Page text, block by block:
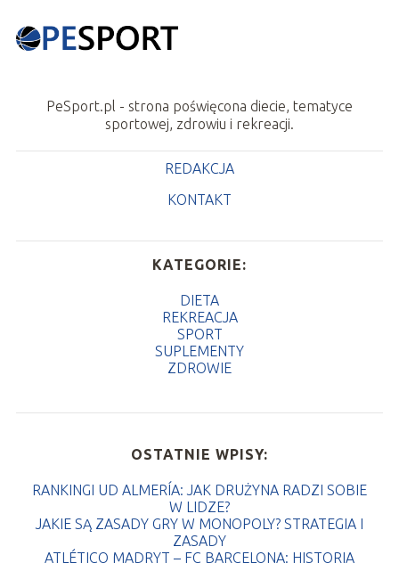
PeSport.pl - strona poświęcona diecie, tematyce
sportowej, zdrowiu i rekreacji.
REDAKCJA
KONTAKT
KATEGORIE:
DIETA
REKREACJA
SPORT
SUPLEMENTY
ZDROWIE
OSTATNIE WPISY:
RANKINGI UD ALMERÍA: JAK DRUŻYNA RADZI SOBIE
W LIDZE?
JAKIE SĄ ZASADY GRY W MONOPOLY? STRATEGIA I
ZASADY
ATLÉTICO MADRYT – FC BARCELONA: HISTORIA